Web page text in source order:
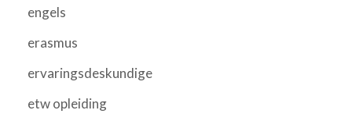
engels
erasmus
ervaringsdeskundige
etw opleiding